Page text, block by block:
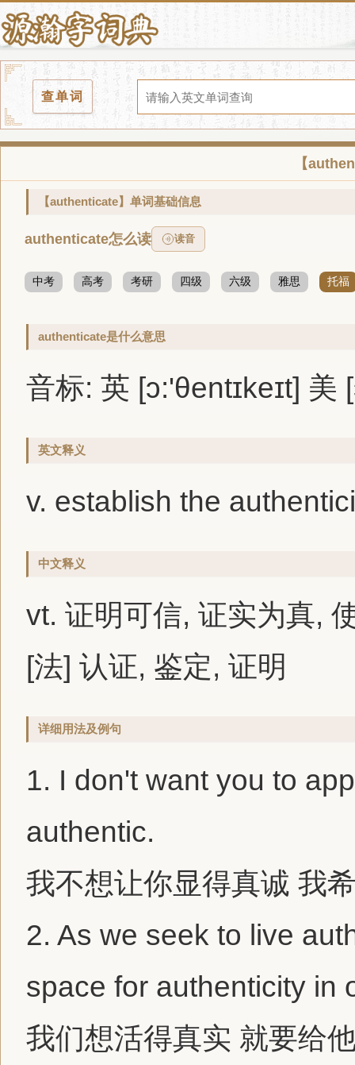
查单词
【
【authenticate】单词基础信息
authenticate怎么读 读音
中考 高考 考研 四级 六级 雅思 托福
authenticate是什么意思
音标: 英 [ɔ:'θentɪkeɪt] 美
英文释义
v. establish the
中文释义
vt. 证明可信, 证实为真,
[法] 认证, 鉴定, 证明
详细用法及例句
1. I don't want you to
authentic.
我不想让你显得真诚 我
2. As we seek to live
space for authenticity in
我们想活得真实 就要给